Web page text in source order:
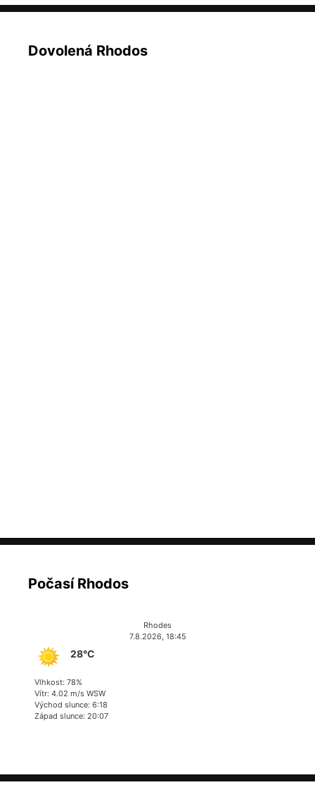
Dovolená Rhodos
Počasí Rhodos
Rhodes
7.8.2026, 18:45
28°C
Vlhkost: 78%
Vítr: 4.02 m/s WSW
Východ slunce: 6:18
Západ slunce: 20:07